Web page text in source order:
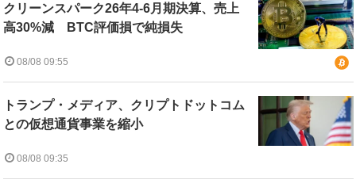
クリーンスパーク26年4-6月期決算、売上
高30%減 BTC評価損で純損失
08/08 09:55
トランプ・メディア、クリプトドットコム
との仮想通貨事業を縮小
08/08 09:35